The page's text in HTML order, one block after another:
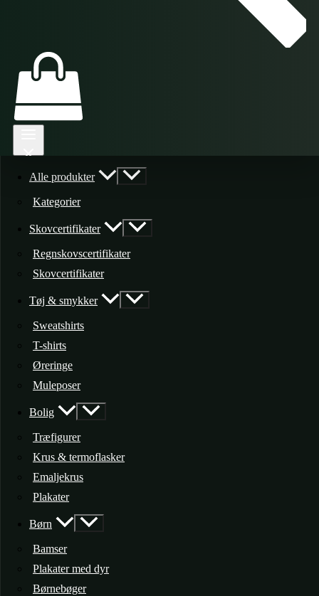
Alle produkter
Kategorier
Skovcertifikater
Regnskovscertifikater
Skovcertifikater
Tøj & smykker
Sweatshirts
T-shirts
Øreringe
Muleposer
Bolig
Træfigurer
Krus & termoflasker
Emaljekrus
Plakater
Børn
Bamser
Plakater med dyr
Børnebøger